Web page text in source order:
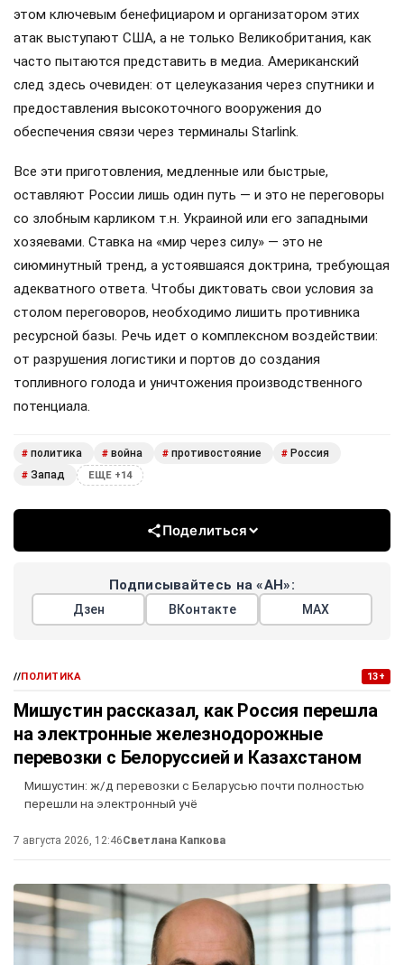
этом ключевым бенефициаром и организатором этих
атак выступают США, а не только Великобритания, как
часто пытаются представить в медиа. Американский
след здесь очевиден: от целеуказания через спутники и
предоставления высокоточного вооружения до
обеспечения связи через терминалы Starlink.
Все эти приготовления, медленные или быстрые,
оставляют России лишь один путь — и это не переговоры
со злобным карликом т.н. Украиной или его западными
хозяевами. Ставка на «мир через силу» — это не
сиюминутный тренд, а устоявшаяся доктрина, требующая
адекватного ответа. Чтобы диктовать свои условия за
столом переговоров, необходимо лишить противника
ресурсной базы. Речь идет о комплексном воздействии:
от разрушения логистики и портов до создания
топливного голода и уничтожения производственного
потенциала.
# политика # война # противостояние # Россия
# Запад ЕЩЕ +14
Поделиться
Подписывайтесь на «АН»:
Дзен ВКонтакте МАХ
//ПОЛИТИКА 13+
Мишустин рассказал, как Россия перешла
на электронные железнодорожные
перевозки с Белоруссией и Казахстаном
Мишустин: ж/д перевозки с Беларусью почти полностью
перешли на электронный учё
7 августа 2026, 12:46Светлана Капкова